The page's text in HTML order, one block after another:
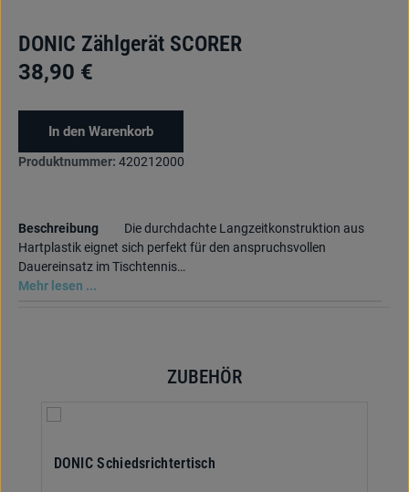
DONIC Zählgerät SCORER
38,90 €
In den Warenkorb
Produktnummer: 420212000
Beschreibung
Die durchdachte Langzeitkonstruktion aus
Hartplastik eignet sich perfekt für den anspruchsvollen
Dauereinsatz im Tischtennis…
Mehr lesen ...
Produktgalerie überspringenZUBEHÖR
DONIC Schiedsrichtertisch